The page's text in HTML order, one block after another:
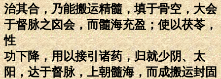
治其合，乃能搬运精髓，填于骨空，大会
于督脉之囟会，而髓海充盈；使以茯苓，
性
功下降，用以接引诸药，归就少阴、太
阳，达于督脉，上朝髓海，而成搬运封固